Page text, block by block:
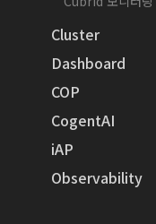
Cluster
Dashboard
COP
CogentAI
iAP
Observability